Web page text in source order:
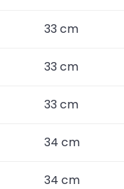
33 cm
33 cm
33 cm
34 cm
34 cm